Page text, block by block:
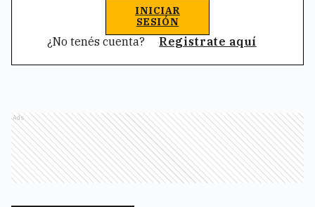
INICIAR
SESIÓN
¿No tenés cuenta? Registrate aquí
Ads